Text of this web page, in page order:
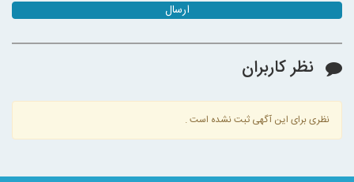
ارسال
نظر کاربران
نظری برای این آگهی ثبت نشده است .